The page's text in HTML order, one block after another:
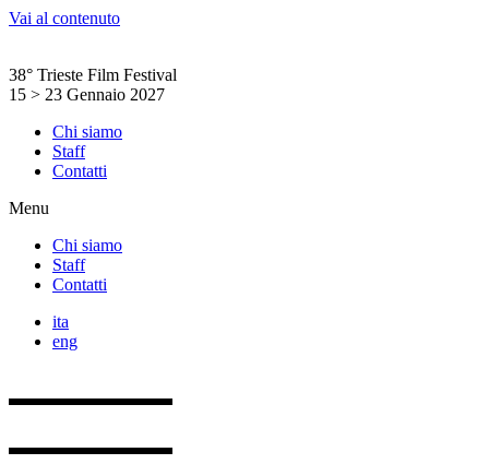
Vai al contenuto
38° Trieste Film Festival
15 > 23 Gennaio 2027
Chi siamo
Staff
Contatti
Menu
Chi siamo
Staff
Contatti
ita
eng